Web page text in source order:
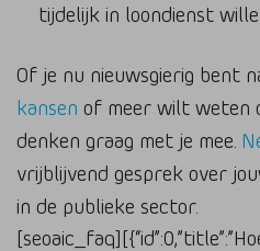
tijdelijk in loondienst
Of je nu nieuwsgierig bent
kansen of meer wilt weten
denken graag met je mee.
vrijblijvend gesprek over
in de publieke sector.